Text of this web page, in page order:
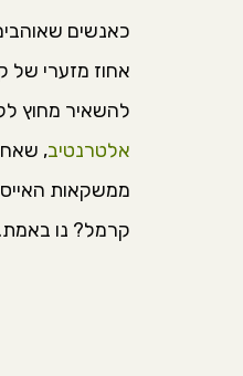
כאנשים
אחוז מזערי של
להשאיר מחוץ
אלטרנטיב,
ממשקאות
קרמל? נו באמת.